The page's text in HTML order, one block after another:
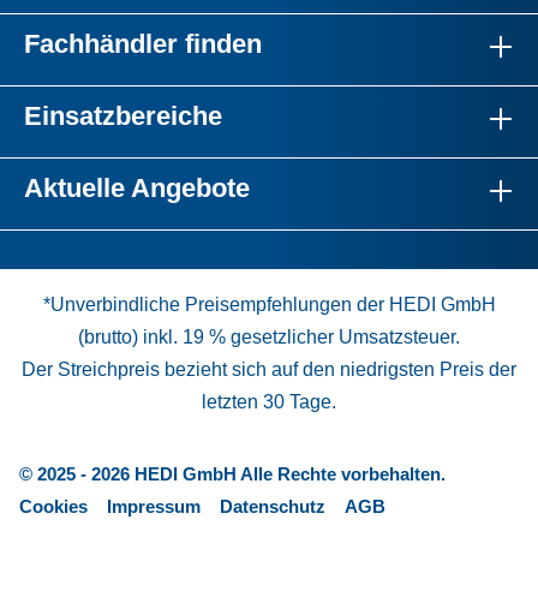
Fachhändler finden
Einsatzbereiche
Aktuelle Angebote
*Unverbindliche Preisempfehlungen der HEDI GmbH
(brutto) inkl. 19 % gesetzlicher Umsatzsteuer.
Der Streichpreis bezieht sich auf den niedrigsten Preis der
letzten 30 Tage.
© 2025 - 2026 HEDI GmbH Alle Rechte vorbehalten.
Cookies
Impressum Datenschutz AGB